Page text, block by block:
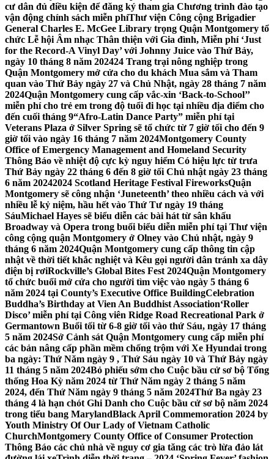
cư dân đủ điều kiện để đăng ký tham gia Chương trình đào tạo
vận động chính sách miễn phíThư viện Công cộng Brigadier
General Charles E. McGee Library trọng Quận Montgomery tổ
chức Lễ hội Âm nhạc Thân thiện với Gia đình, Miễn phí ‘Just
for the Record-A Vinyl Day’ với Johnny Juice vào Thứ Bảy,
ngày 10 tháng 8 năm 202424 Trang trại nông nghiệp trong
Quận Montgomery mở cửa cho du khách Mua sắm và Tham
quan vào Thứ Bảy ngày 27 và Chủ Nhật, ngày 28 tháng 7 năm
2024Quận Montgomery cung cấp vắc-xin ‘Back-to-School’’
miễn phí cho trẻ em trong độ tuổi đi học tại nhiều địa điểm cho
đến cuối tháng 9“Afro-Latin Dance Party” miễn phí tại
Veterans Plaza ở Silver Spring sẽ tổ chức từ 7 giờ tối cho đến 9
giờ tối vào ngày 16 tháng 7 năm 2024Montgomery County
Office of Emergency Management and Homeland Security
Thông Báo về nhiệt độ cực kỳ nguy hiểm Có hiệu lực từ trưa
Thứ Bảy ngày 22 tháng 6 đến 8 giờ tối Chủ nhật ngày 23 tháng
6 năm 20242024 Scotland Heritage Festival FireworksQuận
Montgomery sẽ công nhận ‘Juneteenth’ theo nhiều cách và với
nhiều lễ kỷ niệm, hầu hết vào Thứ Tư ngày 19 tháng
SáuMichael Hayes sẽ biểu diễn các bài hát từ sân khấu
Broadway và Opera trong buổi biểu diễn miễn phí tại Thư viện
công cộng quận Montgomery ở Olney vào Chủ nhật, ngày 9
tháng 6 năm 2024Quận Montgomery cung cấp thông tin cập
nhật về thời tiết khắc nghiệt và Kêu gọi người dân tránh xa dây
điện bị rơiRockville’s Global Bites Fest 2024Quận Montgomery
tổ chức buổi mở cửa cho người tìm việc vào ngày 5 tháng 6
năm 2024 tại County’s Executive Office BuildingCelebration
Buddha’s Birthday at Vien An Buddhist Association‘Roller
Disco’ miễn phí tại Công viên Ridge Road Recreational Park ở
Germantown Buổi tối từ 6-8 giờ tối vào thứ Sáu, ngày 17 tháng
5 năm 2024Sở Cảnh sát Quận Montgomery cung cấp miễn phí
các bản nâng cấp phần mềm chống trộm với Xe Hyundai trong
ba ngày: Thứ Năm ngày 9 , Thứ Sáu ngày 10 và Thứ Bảy ngày
11 tháng 5 năm 2024Bỏ phiếu sớm cho Cuộc bầu cử sơ bộ Tổng
thống Hoa Kỳ năm 2024 từ Thứ Năm ngày 2 tháng 5 năm
2024, đến Thứ Năm ngày 9 tháng 5 năm 2024Thứ Ba ngày 23
tháng 4 là hạn chót Ghi Danh cho Cuộc bầu cử sơ bộ năm 2024
trong tiểu bang MarylandBlack April Commemoration 2024 by
Youth Ministry Of Our Lady of Vietnam Catholic
ChurchMontgomery County Office of Consumer Protection
Thông Báo các chủ nhà về nguy cơ gia tăng các trò lừa đảo lát